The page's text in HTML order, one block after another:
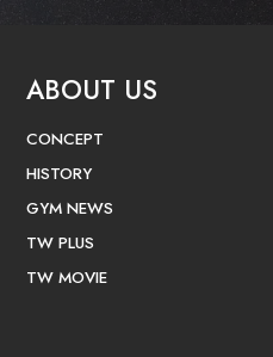
ABOUT US
CONCEPT
HISTORY
GYM NEWS
TW PLUS
TW MOVIE